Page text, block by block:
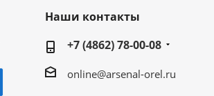
Наши контакты
+7 (4862) 78-00-08
online@arsenal-orel.ru